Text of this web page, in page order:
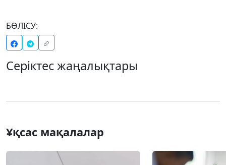
БӨЛІСУ:
Серіктес жаңалықтары
Ұқсас мақалалар